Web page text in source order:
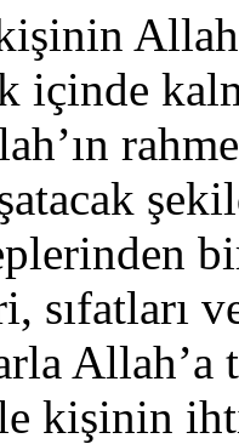
içinde
sıfatları
kişinin